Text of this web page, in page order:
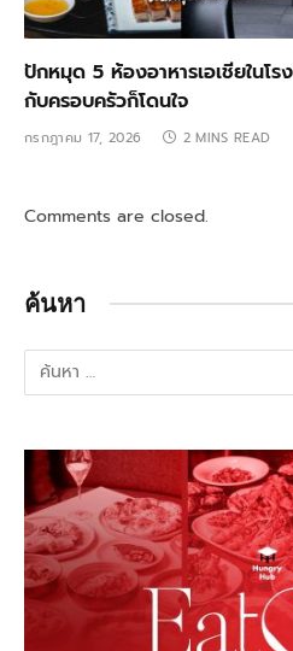
ปักหมุด 5 ห้องอาหารเอเชียในโ
กับครอบครัวก็โดนใจ
กรกฎาคม 17, 2026 2 MINS READ
Comments are closed.
ค้นหา